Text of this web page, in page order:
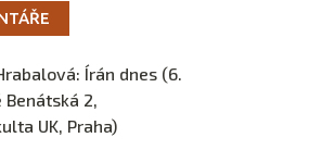
Írán dnes (6.
2,
UK, Praha)